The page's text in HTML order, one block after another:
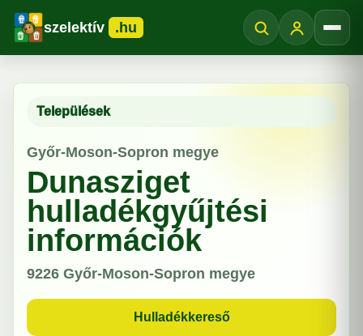
szelektív .hu
Települések
Győr-Moson-Sopron megye
Dunasziget
hulladékgyűjtési
információk
9226 Győr-Moson-Sopron megye
Hulladékkereső